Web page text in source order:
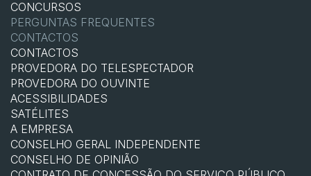
CONCURSOS
PERGUNTAS FREQUENTES
CONTACTOS
CONTACTOS
PROVEDORA DO TELESPECTADOR
PROVEDORA DO OUVINTE
ACESSIBILIDADES
SATÉLITES
A EMPRESA
CONSELHO GERAL INDEPENDENTE
CONSELHO DE OPINIÃO